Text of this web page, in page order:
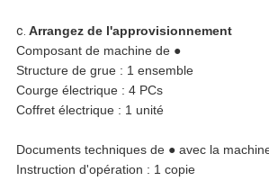
c. Arrangez de l'approvisionnement
Composant de machine de ●
Structure de grue : 1 ensemble
Courge électrique : 4 PCs
Coffret électrique : 1 unité
Documents techniques de ● avec la
Instruction d'opération : 1 copie